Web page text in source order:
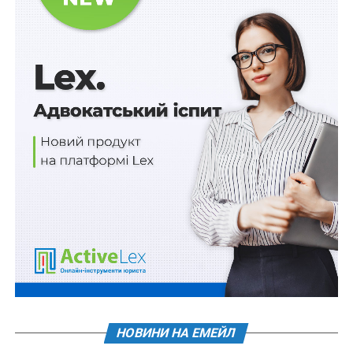
2) учасник, що набуває статусу умовного переможця,
визначаєтьсяна наступний робочий день після
оприлюднення гарантованим покупцем в електронній
торговій системі договорів про надання послуги,
укладених із всіма переможцями, але не пізніше ніж
на 30-й робочий день після завершення аукціону
відповідно до чинного на той час протоколу про
результати аукціону. У разі коли обсяг лота повністю
розподілений між переможцями, умовний
переможець не визначається. У разі проведення
аукціону із земельними ділянками або аукціону із
спорудами умовний переможець не визначається;
3) гарантований покупець приймає рішення про
відмову від підписання протоколу про результати
аукціону, укладення договору про надання послуги в
НОВИНИ НА ЕМЕЙЛ